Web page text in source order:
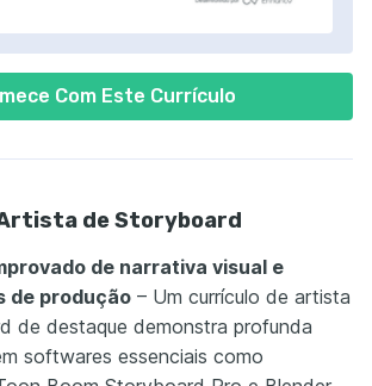
Com Este Currículo
de Storyboard
de narrativa visual e
de produção – Um currículo de artista
de destaque demonstra profunda
softwares essenciais como